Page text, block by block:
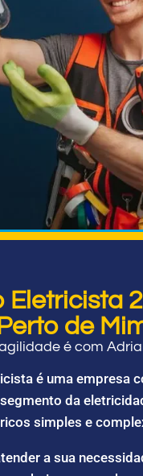
Eletricista
Perto de
é com
é uma empresa
da
simples e
a sua